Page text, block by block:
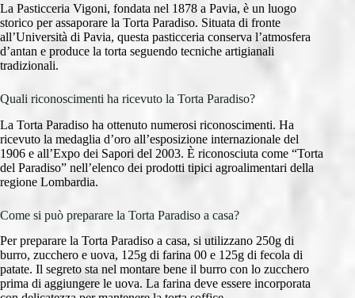
La Pasticceria Vigoni, fondata nel 1878 a Pavia, è un luogo
storico per assaporare la Torta Paradiso. Situata di fronte
all’Università di Pavia, questa pasticceria conserva l’atmosfera
d’antan e produce la torta seguendo tecniche artigianali
tradizionali.
Quali riconoscimenti ha ricevuto la Torta Paradiso?
La Torta Paradiso ha ottenuto numerosi riconoscimenti. Ha
ricevuto la medaglia d’oro all’esposizione internazionale del
1906 e all’Expo dei Sapori del 2003. È riconosciuta come “Torta
del Paradiso” nell’elenco dei prodotti tipici agroalimentari della
regione Lombardia.
Come si può preparare la Torta Paradiso a casa?
Per preparare la Torta Paradiso a casa, si utilizzano 250g di
burro, zucchero e uova, 125g di farina 00 e 125g di fecola di
patate. Il segreto sta nel montare bene il burro con lo zucchero
prima di aggiungere le uova. La farina deve essere incorporata